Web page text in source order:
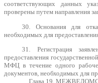
соответствующих данных
проверены путем направления
30. Основания для
необходимых для
31. Регистрация
предоставления
МФЦ в течение одного
документов, необходимых для
Глава 19.